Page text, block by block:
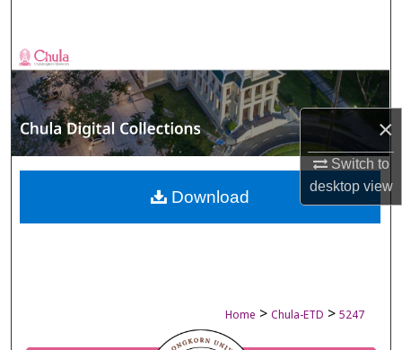
×
Switch to
desktopview
Browse Collections
My Account
About
Digital Commons Network™
Home > Chula-ETD > 5247
Download